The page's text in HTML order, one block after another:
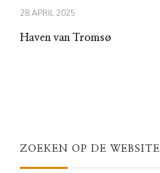
28 APRIL 2025
Haven van Tromsø
ZOEKEN OP DE WEBSITE